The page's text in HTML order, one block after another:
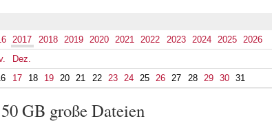
2017 2018 2019 2020 2021 2022 2023 2024 2025
2026
Dez.
17 18 19 20 21 22 23 24 25 26 27 28 29 30 31
GB große Dateien